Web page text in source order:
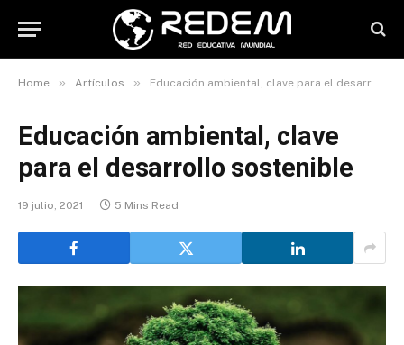
Home » Artículos » Educación ambiental, clave para el desarrollo sostenible
Educación ambiental, clave
para el desarrollo sostenible
19 julio, 2021 5 Mins Read